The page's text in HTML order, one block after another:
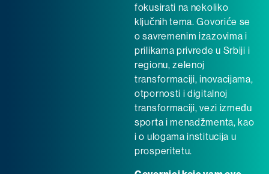
fokusirati na nekoliko
ključnih tema. Govoriće se
o savremenim izazovima i
prilikama privrede u Srbiji i
regionu, zelenoj
transformaciji, inovacijama,
otpornosti i digitalnoj
transformaciji, vezi između
sporta i menadžmenta, kao
i o ulogama institucija u
prosperitetu.